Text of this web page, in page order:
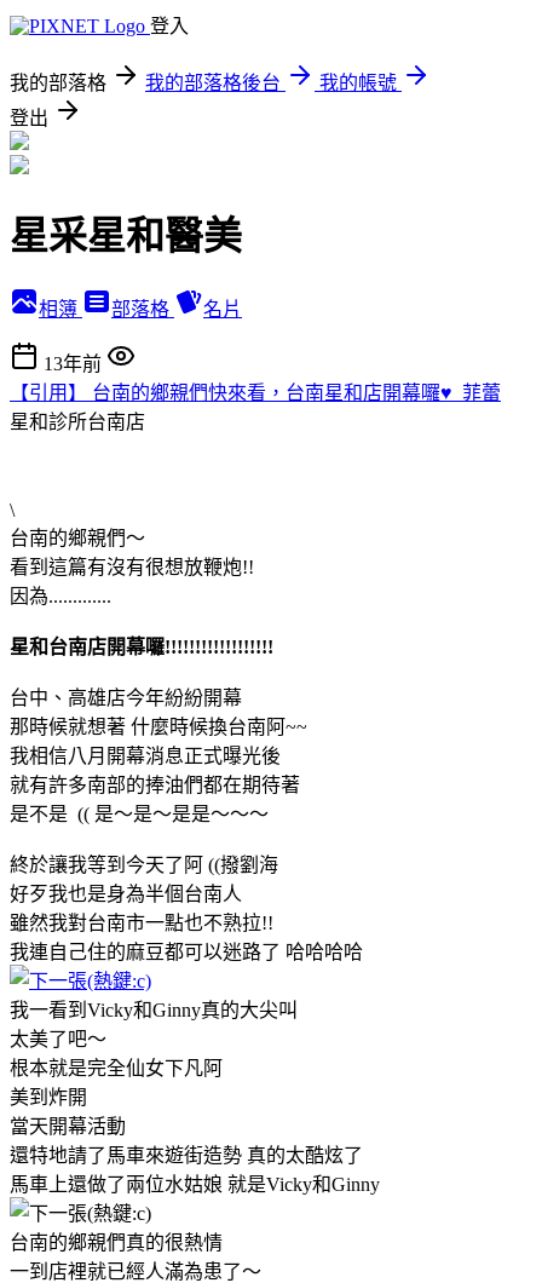
登入
我的部落格 我的部落格後台
我的帳號
登出
星采星和醫美
相簿 部落格 名片
13年前
【引用】 台南的鄉親們快來看，台南星和店開幕囉♥_菲蕾
星和診所台南店
\
台南的鄉親們～
看到這篇有沒有很想放鞭炮!!
因為.............
星和台南店開幕囉!!!!!!!!!!!!!!!!!!
台中、高雄店今年紛紛開幕
那時候就想著 什麼時候換台南阿~~
我相信八月開幕消息正式曝光後
就有許多南部的捧油們都在期待著
是不是 (( 是～是～是是～～～
終於讓我等到今天了阿 ((撥劉海
好歹我也是身為半個台南人
雖然我對台南市一點也不熟拉!!
我連自己住的麻豆都可以迷路了 哈哈哈哈
我一看到Vicky和Ginny真的大尖叫
太美了吧～
根本就是完全仙女下凡阿
美到炸開
當天開幕活動
還特地請了馬車來遊街造勢 真的太酷炫了
馬車上還做了兩位水姑娘 就是Vicky和Ginny
台南的鄉親們真的很熱情
一到店裡就已經人滿為患了～